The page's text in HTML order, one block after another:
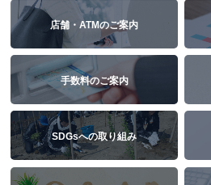
店舗・ATMのご案内
手数料のご案内
SDGsへの取り組み